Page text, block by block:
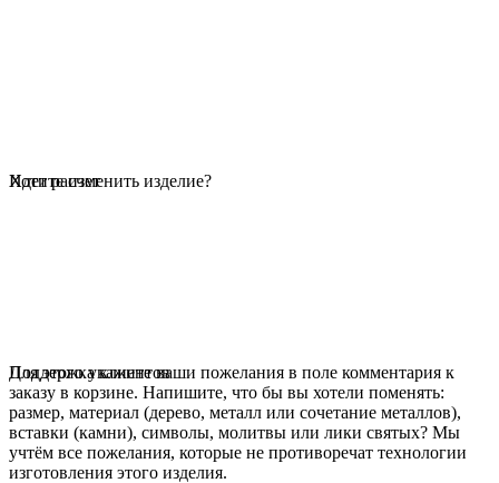
Идет расчет
Хотите изменить изделие?
Для этого укажите ваши пожелания в поле комментария к
заказу в корзине. Напишите, что бы вы хотели поменять:
размер, материал (дерево, металл или сочетание металлов),
вставки (камни), символы, молитвы или лики святых? Мы
учтём все пожелания, которые не противоречат технологии
изготовления этого изделия.
Поддержка клиентов